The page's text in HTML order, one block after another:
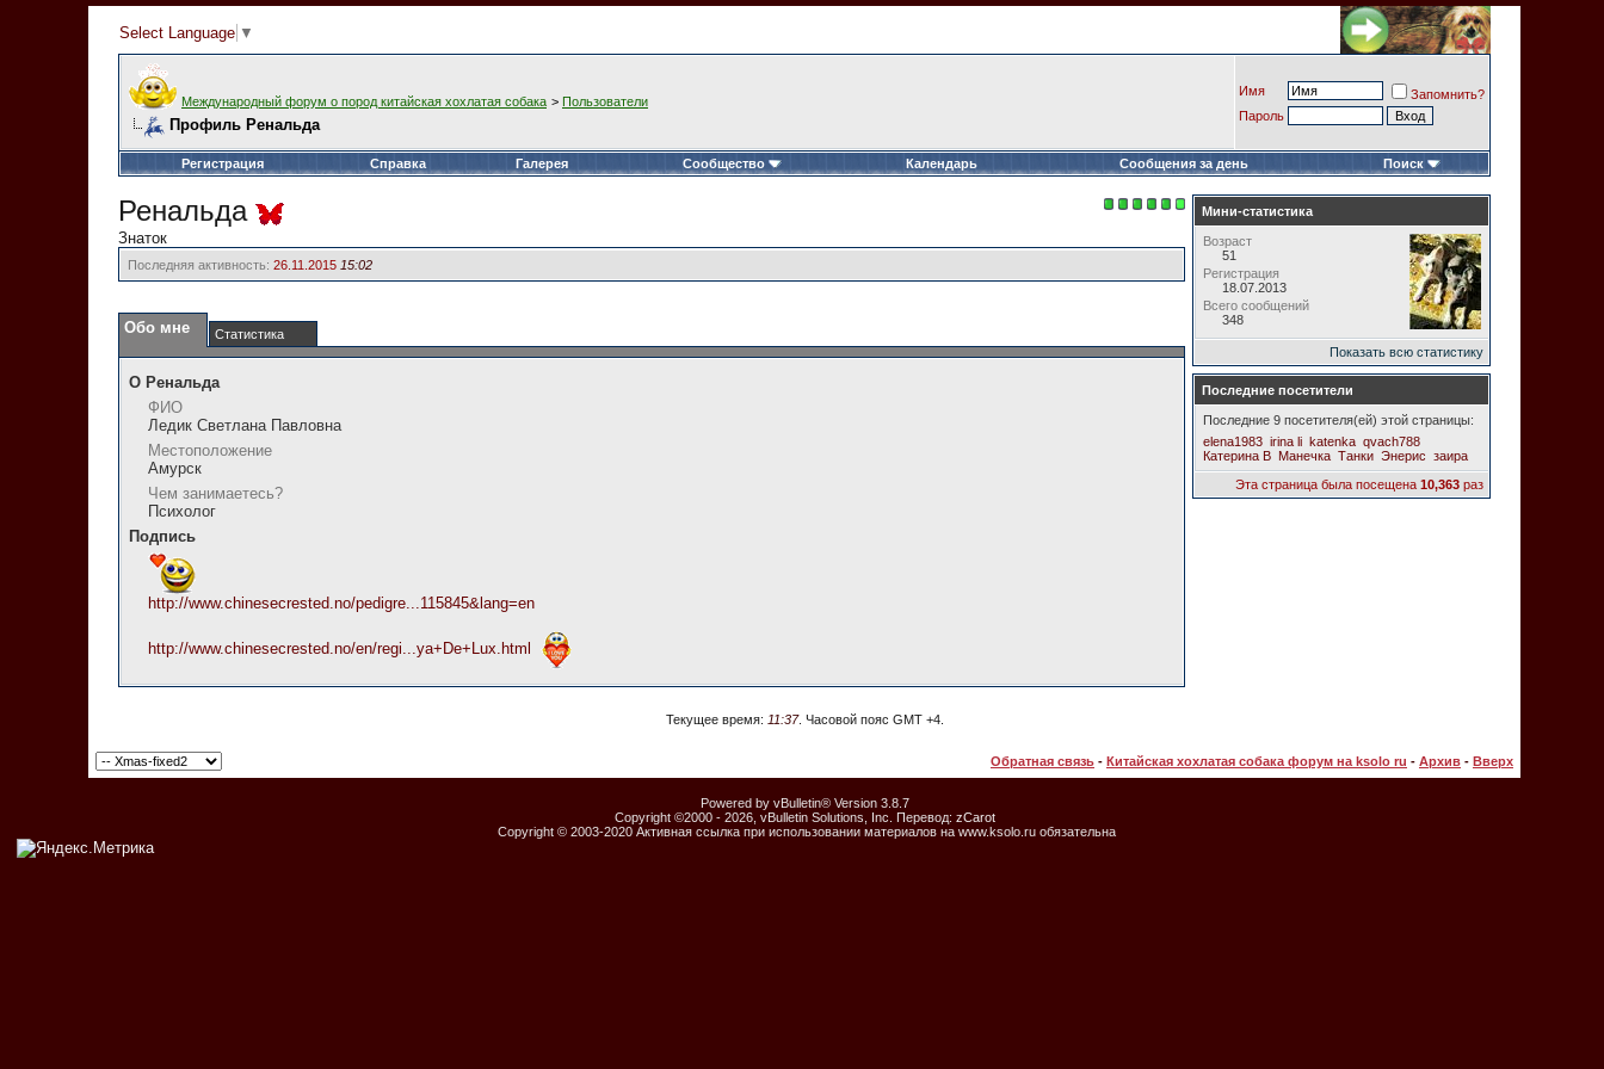
Select Language ▼
Международный форум о пород китайская хохлатая собака > Пользователи
Профиль Ренальда
Имя
Запомнить?
Пароль
Регистрация Справка Галерея Сообщество Календарь Сообщения за день Поиск
Ренальда
Знаток
Последняя активность: 26.11.2015 15:02
Обо мне Статистика
О Ренальда
ФИО
Ледик Светлана Павловна
Местоположение
Амурск
Чем занимаетесь?
Психолог
Подпись
http://www.chinesecrested.no/pedigre...115845&lang=en
http://www.chinesecrested.no/en/regi...ya+De+Lux.html
Мини-статистика
Возраст
51
Регистрация
18.07.2013
Всего сообщений
348
Показать всю статистику
Последние посетители
Последние 9 посетителя(ей) этой страницы:
elena1983 irina li katenka qvach788
Катерина В Манечка Танки Энерис заира
Эта страница была посещена 10,363 раз
Текущее время: 11:37. Часовой пояс GMT +4.
Обратная связь - Китайская хохлатая собака форум на ksolo ru - Архив - Вверх
Powered by vBulletin® Version 3.8.7
Copyright ©2000 - 2026, vBulletin Solutions, Inc. Перевод: zCarot
Copyright © 2003-2020 Активная ссылка при использовании материалов на www.ksolo.ru обязательна